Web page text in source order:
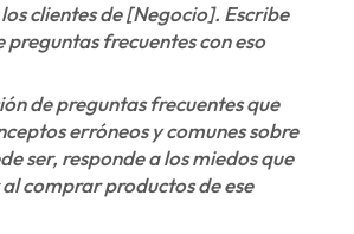
clientes de [Negocio]. Escribe
preguntas frecuentes con eso
de preguntas frecuentes que
erróneos y comunes sobre
ser, responde a los miedos que
comprar productos de ese